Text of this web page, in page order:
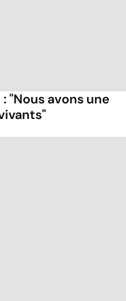
"Nous avons une